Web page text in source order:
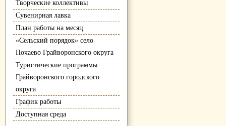
Творческие коллективы
Сувенирная лавка
План работы на месяц
«Сельский порядок» село
Почаево Грайворонского округа
Туристические программы
Грайворонского городского
округа
График работы
Доступная среда